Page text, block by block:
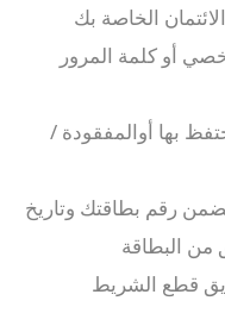
الخاصة بك
أو كلمة المرور
بها أوالمفقودة /
رقم بطاقتك وتاريخ
من البطاقة
قطع الشريط